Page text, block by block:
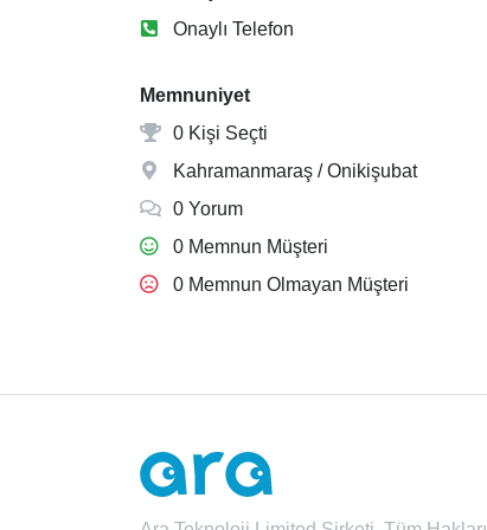
Onaylı Telefon
Memnuniyet
0 Kişi Seçti
Kahramanmaraş / Onikişubat
0 Yorum
0 Memnun Müşteri
0 Memnun Olmayan Müşteri